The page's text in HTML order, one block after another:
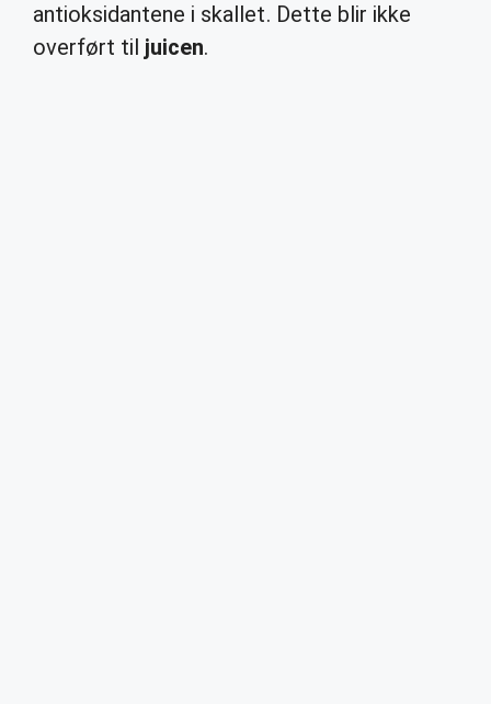
antioksidantene i skallet. Dette blir ikke
overført til juicen.